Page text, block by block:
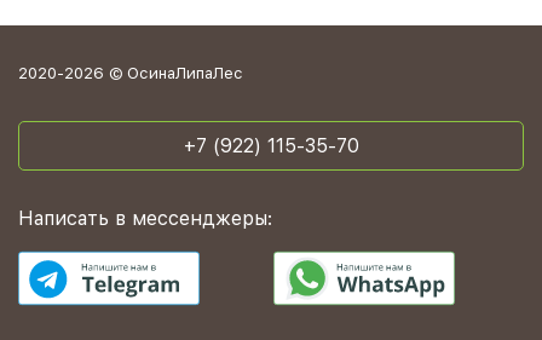
2020-2026 © ОсинаЛипаЛес
+7 (922) 115-35-70
Написать в мессенджеры: